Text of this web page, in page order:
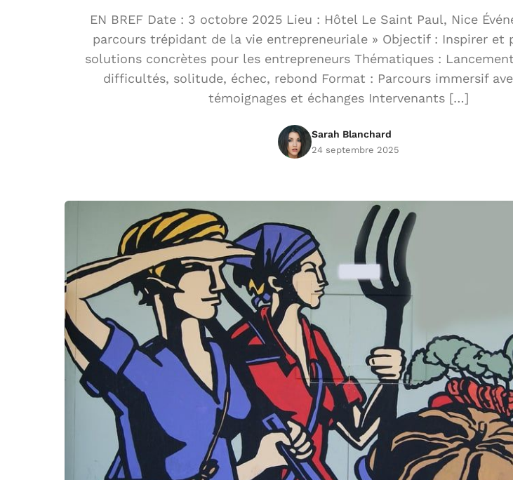
EN BREF Date : 3 octobre 2025 Lieu : Hôtel Le Saint Paul, Nice
parcours trépidant de la vie entrepreneuriale » Objectif : Inspirer et
solutions concrètes pour les entrepreneurs Thématiques :
difficultés, solitude, échec, rebond Format : Parcours immersif
témoignages et échanges Intervenants […]
Sarah Blanchard
24 septembre 2025